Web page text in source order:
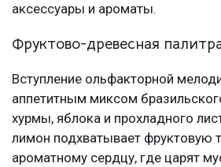
аксессуары и ароматы.
Фруктово-древесная
Вступление ольфакторной
аппетитным миксом
хурмы, яблока и прохладного
лимон подхватывает фруктовую
ароматному сердцу, где царят